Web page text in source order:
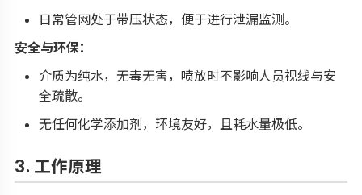
日常管网处于带压状态，便于进行泄漏监测。
安全与环保：
介质为纯水，无毒无害，喷放时不影响人员视线与安
全疏散。
无任何化学添加剂，环境友好，且耗水量极低。
3. 工作原理